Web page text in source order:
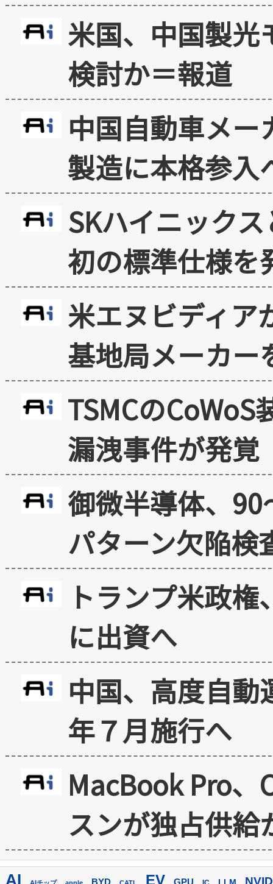
米国、中国製光
検討か＝報道
中国自動車メ
製造に本格参入
SKハイニック
初の標準仕様を
米エヌビディア
基地局メーカー
TSMCの
漏洩事件が発覚
御微半導体、
パターン欠陥検
トランプ米政
に出資へ
中国、高度自
年７月施行へ
MacBook Pro
スンが独占供給
AI EV